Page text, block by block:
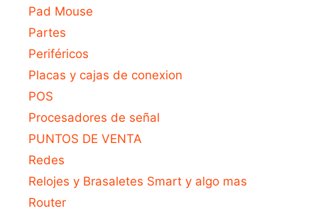
Pad Mouse
Partes
Periféricos
Placas y cajas de conexion
POS
Procesadores de señal
PUNTOS DE VENTA
Redes
Relojes y Brasaletes Smart y algo mas
Router